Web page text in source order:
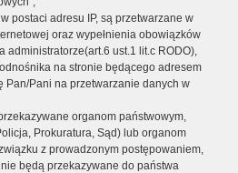
postaci adresu IP, są przetwarzane w
oraz wypełnienia obowiązków
administratorze(art.6 ust.1 lit.c RODO),
na stronie będącego adresem
Pan/Pani na przetwarzanie danych w
organom państwowym,
Prokuratura, Sąd) lub organom
z prowadzonym postępowaniem,
będą przekazywane do państwa